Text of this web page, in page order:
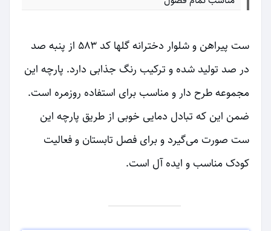
ست پیراهن و شلوار دخترانه گلها کد ۵۸۳ از پنبه صد
در صد تولید شده و ترکیب رنگ جذابی دارد. پارچه این
مجموعه طرح دار و مناسب برای استفاده روزمره است.
ضمن این که تبادل دمایی خوبی از طریق پارچه این
ست صورت می‌گیرد و برای فصل تابستان و فعالیت
کودک مناسب و ایده آل است.